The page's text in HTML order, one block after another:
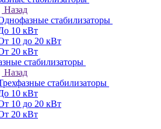
Назад
стабилизаторы
10 кВт
10 до 20 кВт
20 кВт
стабилизаторы
Назад
стабилизаторы
10 кВт
10 до 20 кВт
20 кВт